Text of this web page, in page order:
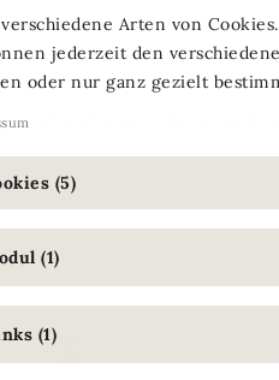
Arten von
jederzeit den
oder nur ganz gezielt
(5)
(1)
(1)
die diesen Artikel